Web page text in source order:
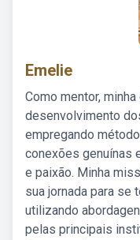
Emelie
Como mentor,
desenvolvimento
empregando
conexões genuínas
e paixão. Minha
sua jornada para se
utilizando
pelas principais